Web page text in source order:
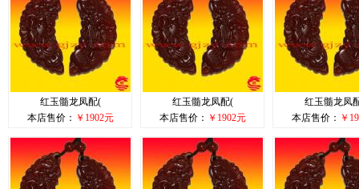
红玉髓龙凤配(
本店售价： ￥1902元
红玉髓龙凤配(
本店售价： ￥1902元
红玉髓龙凤
本店售价： ￥